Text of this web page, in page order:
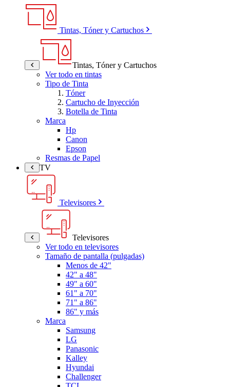
Tintas, Tóner y Cartuchos
Tintas, Tóner y Cartuchos
Ver todo en tintas
Tipo de Tinta
Tóner
Cartucho de Inyección
Botella de Tinta
Marca
Hp
Canon
Epson
Resmas de Papel
TV
Televisores
Televisores
Ver todo en televisores
Tamaño de pantalla (pulgadas)
Menos de 42"
42" a 48"
49" a 60"
61" a 70"
71" a 86"
86" y más
Marca
Samsung
LG
Panasonic
Kalley
Hyundai
Challenger